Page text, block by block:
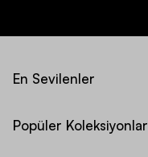
En Sevilenler
Popüler Koleksiyonlar